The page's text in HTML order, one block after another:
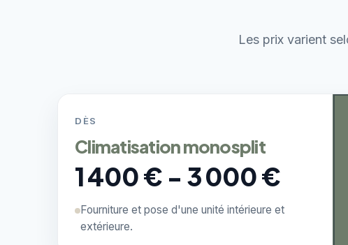
Les prix varient
DÈS
Climatisation monosplit
1 400 € - 3 000 €
Fourniture et pose d'une unité intérieure et
extérieure.